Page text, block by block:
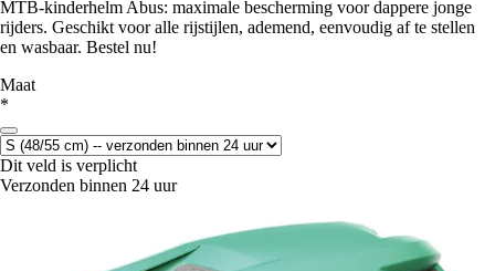
MTB-kinderhelm Abus: maximale bescherming voor dappere jonge
rijders. Geschikt voor alle rijstijlen, ademend, eenvoudig af te stellen
en wasbaar. Bestel nu!
Maat
*
Dit veld is verplicht
Verzonden binnen 24 uur